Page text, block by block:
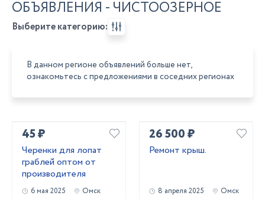
ОБЪЯВЛЕНИЯ - ЧИСТООЗЕРНОЕ
Выберите категорию:
В данном регионе объявлений больше нет,
ознакомьтесь с предложениями в соседних регионах
45 ₽
Черенки для лопат
граблей оптом от
производителя
6 мая 2025 Омск
26 500 ₽
Ремонт крыш.
8 апреля 2025 Омск